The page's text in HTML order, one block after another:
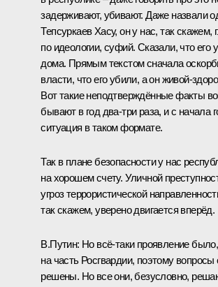
задерживают, убивают. Даже назвали
Тепсуркаев Хасу, он у нас, так скажем,
по идеологии, суфий. Сказали, что его
дома. Прямым текстом сначала
власти, что его убили, а он живой-
Вот такие неподтверждённые факты
бывают в год два-три раза, и с начала
ситуация в таком формате.
Так в плане безопасности у нас
на хорошем счету. Уличной
угроз террористической
так скажем, уверено двигается вперёд.
В.Путин: Но всё-таки проявление
на часть Росгвардии, поэтому
решены. Но все они, безусловно,